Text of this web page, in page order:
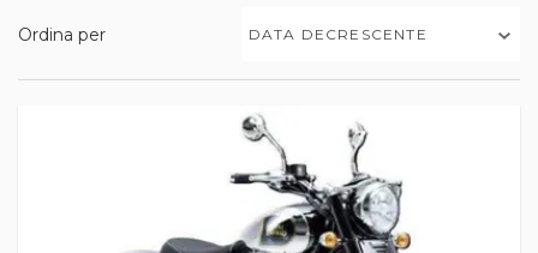
Ordina per DATA DECRESCENTE